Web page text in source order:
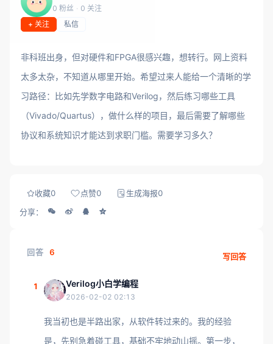
0 粉丝 · 0 关注
+ 关注
私信
非科班出身，但对硬件和FPGA很感兴趣，想转行。网上资料
太多太杂，不知道从哪里开始。希望过来人能给一个清晰的学
习路径：比如先学数字电路和Verilog，然后练习哪些工具
（Vivado/Quartus），做什么样的项目，最后需要了解哪些
协议和系统知识才能达到求职门槛。需要学习多久？
收藏0 点赞0 生成海报0
分享：
回答 6 写回答
1 Verilog小白学编程
2026-02-02 02:13
我当初也是半路出家，从软件转过来的。我的经验
是，先别急着碰工具，基础不牢地动山摇。第一步，